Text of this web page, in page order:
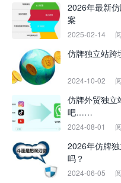
2026年最新
案
2025-02-14
仿牌独立站跨
2024-10-02
仿牌外贸独立
吧……
2024-08-01
2026年仿牌
吗？
2024-06-05